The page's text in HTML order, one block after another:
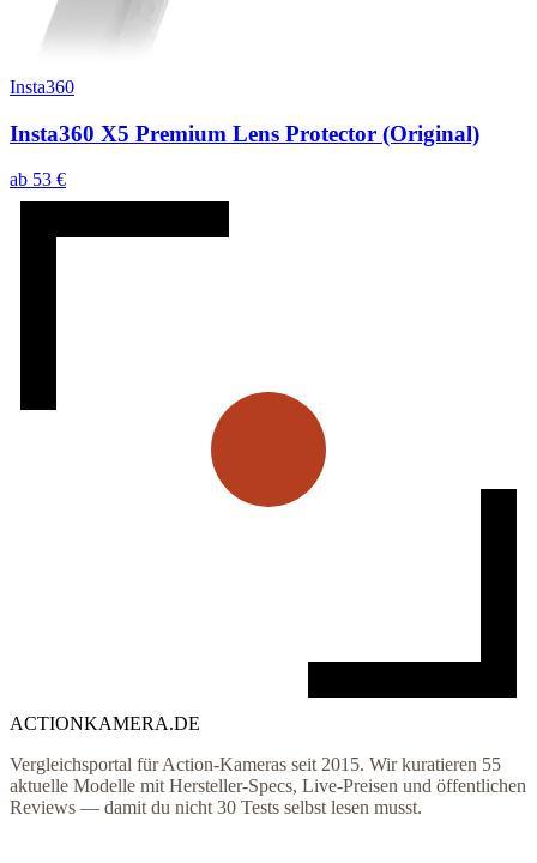
Insta360
Insta360 X5 Premium Lens Protector (Original)
ab 53 €
ACTIONKAMERA.DE
Vergleichsportal für Action-Kameras seit 2015. Wir kuratieren 55
aktuelle Modelle mit Hersteller-Specs, Live-Preisen und öffentlichen
Reviews — damit du nicht 30 Tests selbst lesen musst.